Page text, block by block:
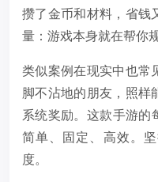
攒了金币和材料，省钱
量：游戏本身就在帮你
类似案例在现实中也常
脚不沾地的朋友，照样
系统奖励。这款手游
简单、固定、高效。
度。